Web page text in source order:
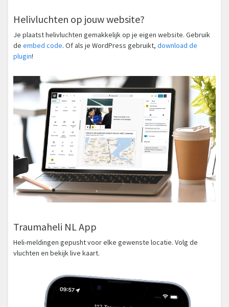
Helivluchten op jouw website?
Je plaatst helivluchten gemakkelijk op je eigen website. Gebruik
de embed code. Of als je WordPress gebruikt, download de
plugin!
Traumaheli NL App
Heli-meldingen gepusht voor elke gewenste locatie. Volg de
vluchten en bekijk live kaart.